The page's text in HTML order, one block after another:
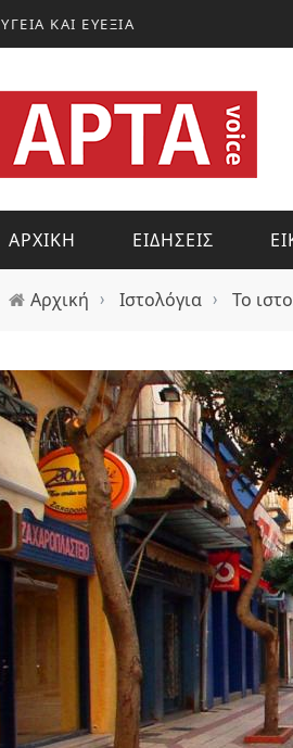
ΥΓΕΙΑ ΚΑΙ ΕΥΕΞΙΑ
ΑΡΧΙΚΗ ΕΙΔΗΣΕΙΣ
Αρχική › Ιστολόγια › Το